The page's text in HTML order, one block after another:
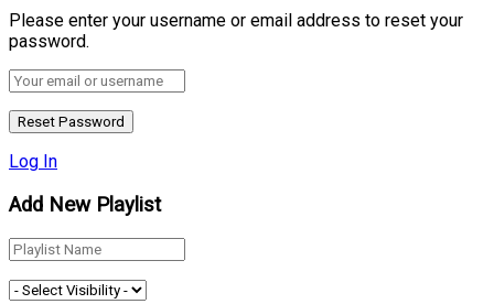
Please enter your username or email address to reset your
password.
Log In
Add New Playlist